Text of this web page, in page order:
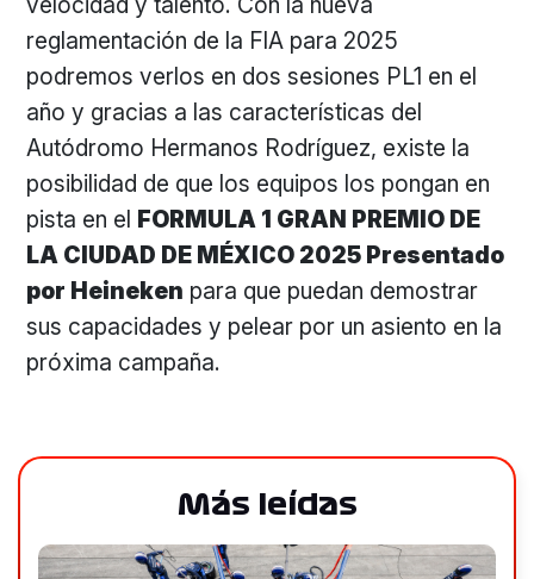
reglamentación de la FIA para 2025
podremos verlos en dos sesiones PL1 en el
año y gracias a las características del
Autódromo Hermanos Rodríguez, existe la
posibilidad de que los equipos los pongan en
pista en el FORMULA 1 GRAN PREMIO DE
LA CIUDAD DE MÉXICO 2025 Presentado
por Heineken para que puedan demostrar
sus capacidades y pelear por un asiento en la
próxima campaña.
Más leídas